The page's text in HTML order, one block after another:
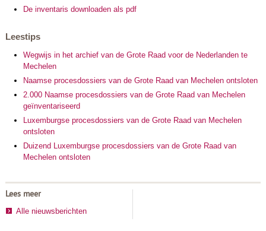
De inventaris downloaden als pdf
Leestips
Wegwijs in het archief van de Grote Raad voor de Nederlanden te
Mechelen
Naamse procesdossiers van de Grote Raad van Mechelen ontsloten
2.000 Naamse procesdossiers van de Grote Raad van Mechelen
geïnventariseerd
Luxemburgse procesdossiers van de Grote Raad van Mechelen
ontsloten
Duizend Luxemburgse procesdossiers van de Grote Raad van
Mechelen ontsloten
Lees meer
Alle nieuwsberichten